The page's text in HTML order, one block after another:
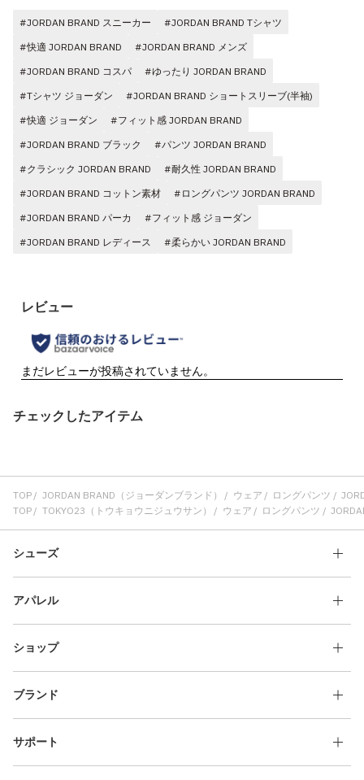
#JORDAN BRAND スニーカー
#JORDAN BRAND Tシャツ
#快適 JORDAN BRAND
#JORDAN BRAND メンズ
#JORDAN BRAND コスパ
#ゆったり JORDAN BRAND
#Tシャツ ジョーダン
#JORDAN BRAND ショートスリーブ(半袖)
#快適 ジョーダン
#フィット感 JORDAN BRAND
#JORDAN BRAND ブラック
#パンツ JORDAN BRAND
#クラシック JORDAN BRAND
#耐久性 JORDAN BRAND
#JORDAN BRAND コットン素材
#ロングパンツ JORDAN BRAND
#JORDAN BRAND パーカ
#フィット感 ジョーダン
#JORDAN BRAND レディース
#柔らかい JORDAN BRAND
チェックしたアイテム
TOP JORDAN BRAND（ジョーダンブランド） ウェア ロングパンツ
TOP
TOKYO23（トウキョウニジュウサン） ウェア ロングパンツ
シューズ
アパレル
ショップ
ブランド
サポート